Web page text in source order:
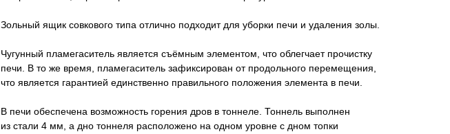
Зольный ящик совкового типа отлично подходит для уборки печи и удаления золы.
Чугунный пламегаситель является съёмным элементом, что облегчает прочистку
печи. В то же время, пламегаситель зафиксирован от продольного перемещения,
что является гарантией единственно правильного положения элемента в печи.
В печи обеспечена возможность горения дров в тоннеле. Тоннель выполнен
из стали 4 мм, а дно тоннеля расположено на одном уровне с дном топки